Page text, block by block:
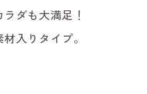
ダも大満足！
入りタイプ。